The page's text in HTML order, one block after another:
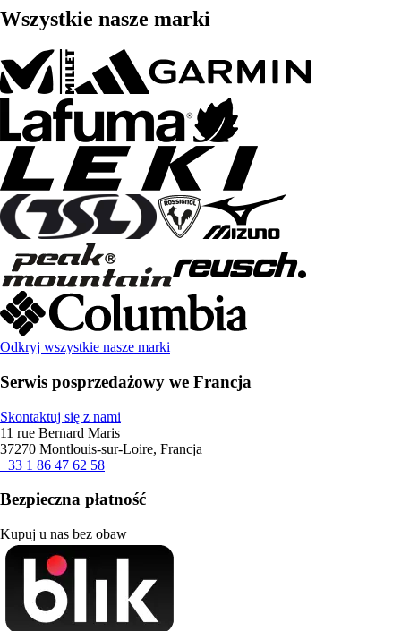
Wszystkie nasze marki
Odkryj wszystkie nasze marki
Serwis posprzedażowy we Francja
Skontaktuj się z nami
11 rue Bernard Maris
37270 Montlouis-sur-Loire, Francja
+33 1 86 47 62 58
Bezpieczna płatność
Kupuj u nas bez obaw